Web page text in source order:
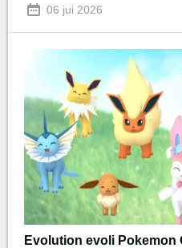
06 jui 2026
Evolution evoli Pokemon